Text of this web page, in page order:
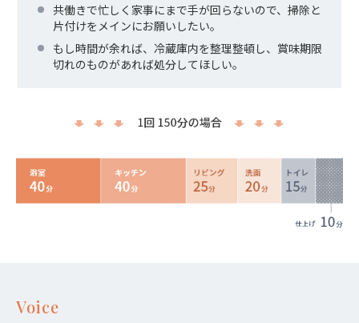
共働きで忙しく家事にまで手が回らないので、掃除と
片付けをメインにお願いしたい。
もし時間が余れば、冷蔵庫内を整理整頓し、賞味期限
切れのものがあれば処分してほしい。
Voice